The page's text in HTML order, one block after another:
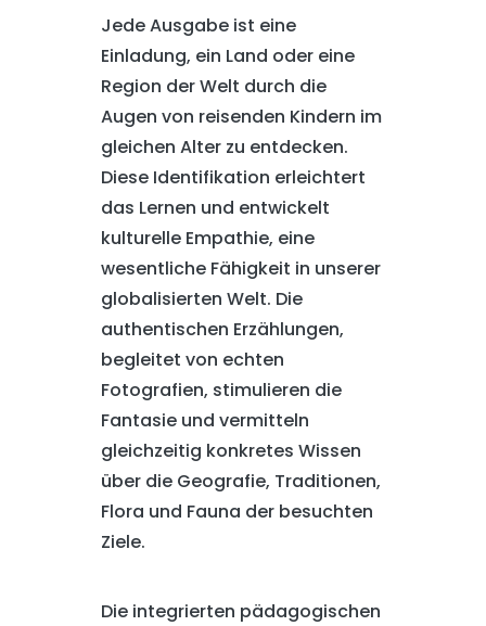
Jede Ausgabe ist eine
Einladung, ein Land oder eine
Region der Welt durch die
Augen von reisenden Kindern im
gleichen Alter zu entdecken.
Diese Identifikation erleichtert
das Lernen und entwickelt
kulturelle Empathie, eine
wesentliche Fähigkeit in unserer
globalisierten Welt. Die
authentischen Erzählungen,
begleitet von echten
Fotografien, stimulieren die
Fantasie und vermitteln
gleichzeitig konkretes Wissen
über die Geografie, Traditionen,
Flora und Fauna der besuchten
Ziele.
Die integrierten pädagogischen